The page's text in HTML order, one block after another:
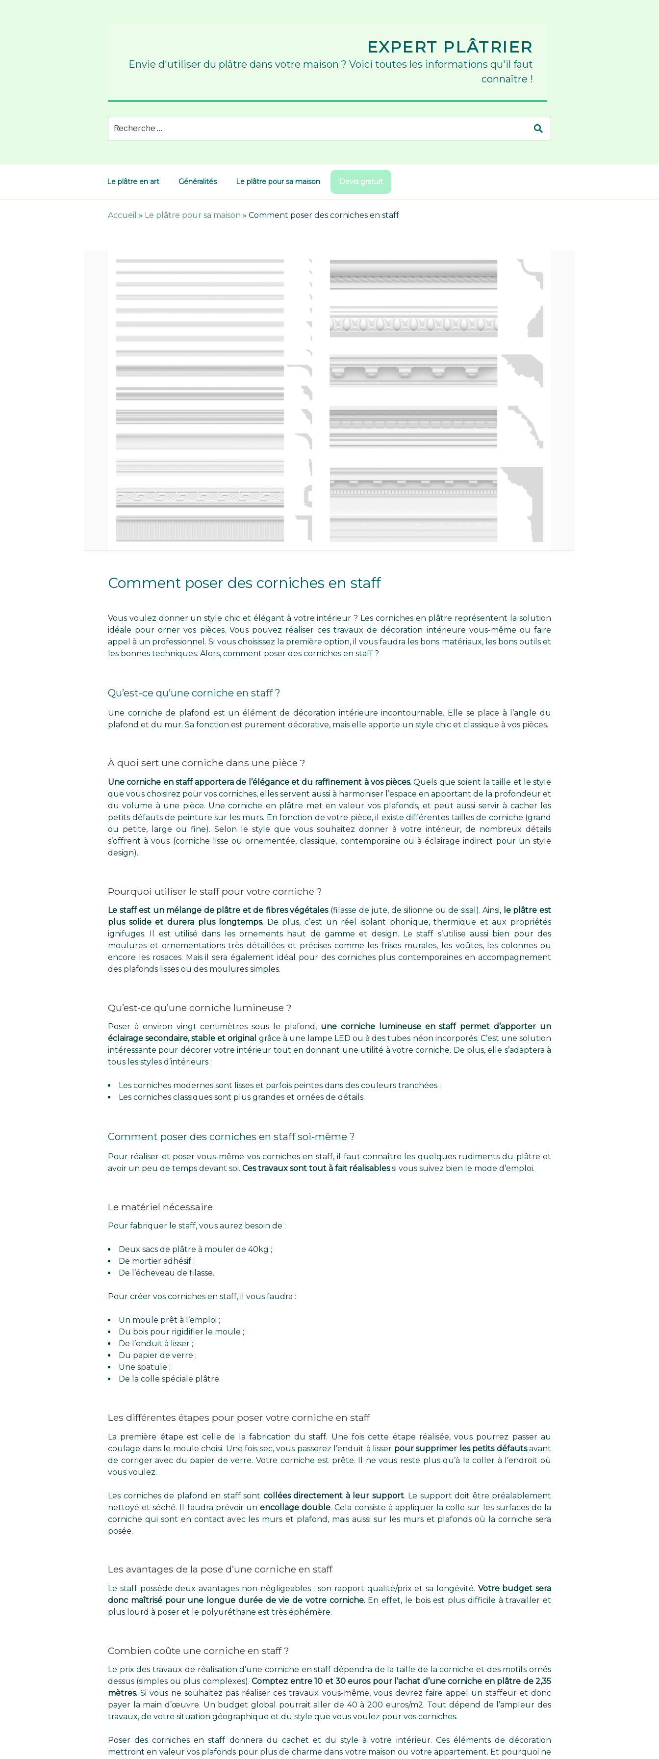
EXPERT PLÂTRIER
Envie d'utiliser du plâtre dans votre maison ? Voici toutes les informations qu'il faut
connaître !
Le plâtre en art Généralités Le plâtre pour sa maison Devis gratuit
Accueil » Le plâtre pour sa maison » Comment poser des corniches en staff
Comment poser des corniches en staff
Vous voulez donner un style chic et élégant à votre intérieur ? Les corniches en plâtre représentent la solution
idéale pour orner vos pièces. Vous pouvez réaliser ces travaux de décoration intérieure vous-même ou faire
appel à un professionnel. Si vous choisissez la première option, il vous faudra les bons matériaux, les bons outils et
les bonnes techniques. Alors, comment poser des corniches en staff ?
Qu’est-ce qu’une corniche en staff ?
Une corniche de plafond est un élément de décoration intérieure incontournable. Elle se place à l’angle du
plafond et du mur. Sa fonction est purement décorative, mais elle apporte un style chic et classique à vos pièces.
À quoi sert une corniche dans une pièce ?
Une corniche en staff apportera de l’élégance et du raffinement à vos pièces. Quels que soient la taille et le style
que vous choisirez pour vos corniches, elles servent aussi à harmoniser l’espace en apportant de la profondeur et
du volume à une pièce. Une corniche en plâtre met en valeur vos plafonds, et peut aussi servir à cacher les
petits défauts de peinture sur les murs. En fonction de votre pièce, il existe différentes tailles de corniche (grand
ou petite, large ou fine). Selon le style que vous souhaitez donner à votre intérieur, de nombreux détails
s’offrent à vous (corniche lisse ou ornementée, classique, contemporaine ou à éclairage indirect pour un style
design).
Pourquoi utiliser le staff pour votre corniche ?
Le staff est un mélange de plâtre et de fibres végétales(filasse de jute, de silionne ou de sisal). Ainsi, le plâtre est
plus solide et durera plus longtemps. De plus, c’est un réel isolant phonique, thermique et aux propriétés
ignifuges. Il est utilisé dans les ornements haut de gamme et design. Le staff s’utilise aussi bien pour des
moulures et ornementations très détaillées et précises comme les frises murales, les voûtes, les colonnes ou
encore les rosaces. Mais il sera également idéal pour des corniches plus contemporaines en accompagnement
des plafonds lisses ou des moulures simples.
Qu’est-ce qu’une corniche lumineuse ?
Poser à environ vingt centimètres sous le plafond, une corniche lumineuse en staff permet d’apporter un
éclairage secondaire, stable et original grâce à une lampe LED ou à des tubes néon incorporés. C’est une solution
intéressante pour décorer votre intérieur tout en donnant une utilité à votre corniche. De plus, elle s’adaptera à
tous les styles d’intérieurs :
Les corniches modernes sont lisses et parfois peintes dans des couleurs tranchées ;
Les corniches classiques sont plus grandes et ornées de détails.
Comment poser des corniches en staff soi-même ?
Pour réaliser et poser vous-même vos corniches en staff, il faut connaître les quelques rudiments du plâtre et
avoir un peu de temps devant soi. Ces travaux sont tout à fait réalisablessi vous suivez bien le mode d’emploi.
Le matériel nécessaire
Pour fabriquer le staff, vous aurez besoin de :
Deux sacs de plâtre à mouler de 40kg ;
De mortier adhésif ;
De l’écheveau de filasse.
Pour créer vos corniches en staff, il vous faudra :
Un moule prêt à l’emploi ;
Du bois pour rigidifier le moule ;
De l’enduit à lisser ;
Du papier de verre ;
Une spatule ;
De la colle spéciale plâtre.
Les différentes étapes pour poser votre corniche en staff
La première étape est celle de la fabrication du staff. Une fois cette étape réalisée, vous pourrez passer au
coulage dans le moule choisi. Une fois sec, vous passerez l’enduit à lisser pour supprimer les petits défautsavant
de corriger avec du papier de verre. Votre corniche est prête. Il ne vous reste plus qu’à la coller à l’endroit où
vous voulez.
Les corniches de plafond en staff sont collées directement à leur support. Le support doit être préalablement
nettoyé et séché. Il faudra prévoir unencollage double. Cela consiste à appliquer la colle sur les surfaces de la
corniche qui sont en contact avec les murs et plafond, mais aussi sur les murs et plafonds où la corniche sera
posée.
Les avantages de la pose d’une corniche en staff
Le staff possède deux avantages non négligeables : son rapport qualité/prix et sa longévité. Votre budget sera
donc maîtrisé pour une longue durée de vie de votre corniche.En effet, le bois est plus difficile à travailler et
plus lourd à poser et le polyuréthane est très éphémère.
Combien coûte une corniche en staff ?
Le prix des travaux de réalisation d’une corniche en staff dépendra de la taille de la corniche et des motifs ornés
dessus (simples ou plus complexes).Comptez entre 10 et 30 euros pour l’achat d’une corniche en plâtre de 2,35
mètres.Si vous ne souhaitez pas réaliser ces travaux vous-même, vous devrez faire appel un staffeur et donc
payer la main d’œuvre. Un budget global pourrait aller de 40 à 200 euros/m2. Tout dépend de l’ampleur des
travaux, de votre situation géographique et du style que vous voulez pour vos corniches.
Poser des corniches en staff donnera du cachet et du style à votre intérieur. Ces éléments de décoration
mettront en valeur vos plafonds pour plus de charme dans votre maison ou votre appartement. Et pourquoi ne